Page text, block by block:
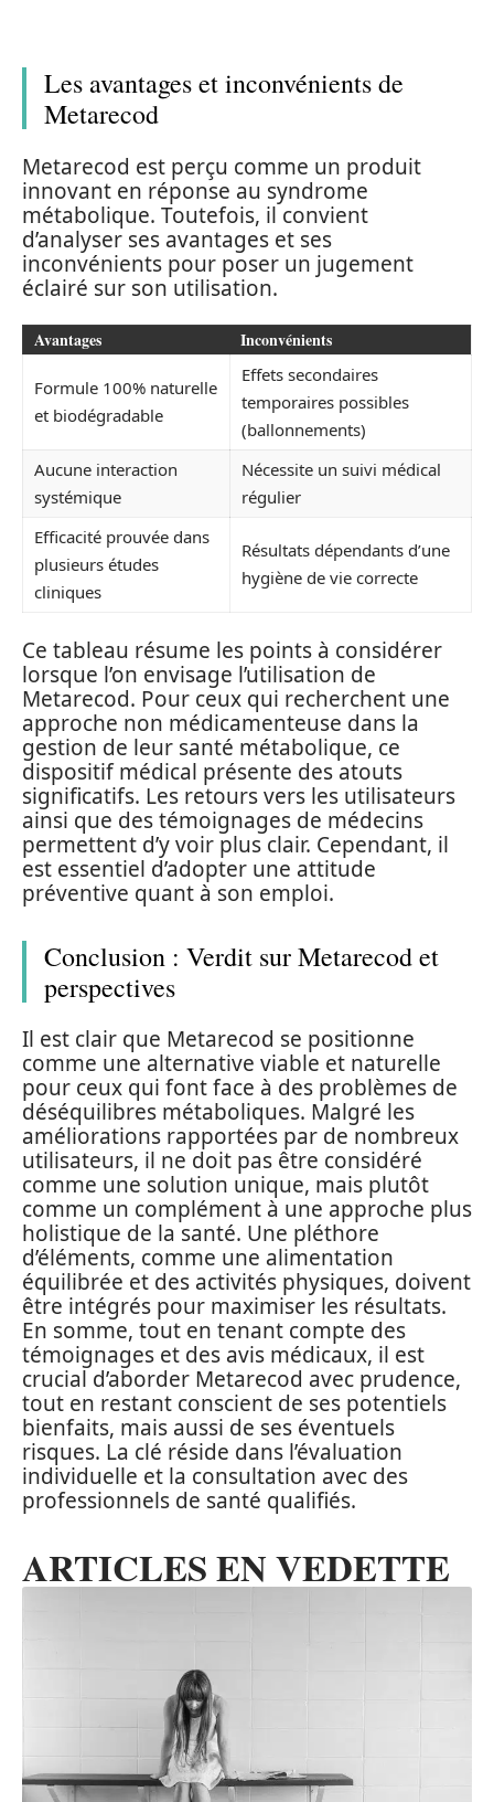
Les avantages et inconvénients de
Metarecod
Metarecod est perçu comme un produit
innovant en réponse au syndrome
métabolique. Toutefois, il convient
d’analyser ses avantages et ses
inconvénients pour poser un jugement
éclairé sur son utilisation.
Avantages Inconvénients
Formule 100% naturelle
et biodégradable
Effets secondaires
temporaires possibles
(ballonnements)
Aucune interaction
systémique
Nécessite un suivi médical
régulier
Efficacité prouvée dans
plusieurs études
cliniques
Résultats dépendants d’une
hygiène de vie correcte
Ce tableau résume les points à considérer
lorsque l’on envisage l’utilisation de
Metarecod. Pour ceux qui recherchent une
approche non médicamenteuse dans la
gestion de leur santé métabolique, ce
dispositif médical présente des atouts
significatifs. Les retours vers les utilisateurs
ainsi que des témoignages de médecins
permettent d’y voir plus clair. Cependant, il
est essentiel d’adopter une attitude
préventive quant à son emploi.
Conclusion : Verdit sur Metarecod et
perspectives
Il est clair que Metarecod se positionne
comme une alternative viable et naturelle
pour ceux qui font face à des problèmes de
déséquilibres métaboliques. Malgré les
améliorations rapportées par de nombreux
utilisateurs, il ne doit pas être considéré
comme une solution unique, mais plutôt
comme un complément à une approche plus
holistique de la santé. Une pléthore
d’éléments, comme une alimentation
équilibrée et des activités physiques, doivent
être intégrés pour maximiser les résultats.
En somme, tout en tenant compte des
témoignages et des avis médicaux, il est
crucial d’aborder Metarecod avec prudence,
tout en restant conscient de ses potentiels
bienfaits, mais aussi de ses éventuels
risques. La clé réside dans l’évaluation
individuelle et la consultation avec des
professionnels de santé qualifiés.
ARTICLES EN VEDETTE